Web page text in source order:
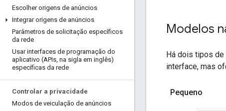
Escolher origens de anúncios
Integrar origens de anúncios
Parâmetros de solicitação específicos
da rede
Usar interfaces de programação do
aplicativo (APIs, na sigla em inglês)
específicas da rede
Controlar a privacidade
Modos de veiculação de anúncios
Modelos
Há dois tipos de
interface, mas
Pequeno